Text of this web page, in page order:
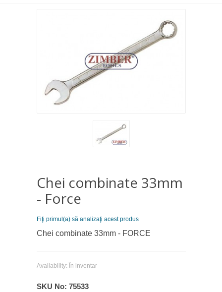
Chei combinate 33mm
- Force
Fiţi primul(a) să analizaţi acest produs
Chei combinate 33mm - FORCE
Availability: În inventar
SKU No: 75533